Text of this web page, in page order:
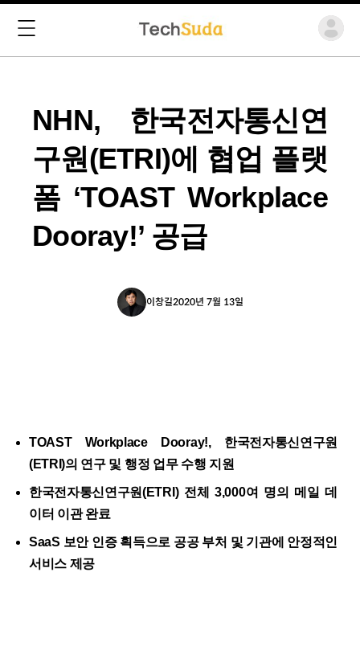
NHN, 한국전자통신연
구원(ETRI)에 협업 플랫
폼 ‘TOAST Workplace
Dooray!’ 공급
이창길2020년 7월 13일
TOAST Workplace Dooray!, 한국전자통신연구원
(ETRI)의 연구 및 행정 업무 수행 지원
한국전자통신연구원(ETRI) 전체 3,000여 명의 메일 데
이터 이관 완료
SaaS 보안 인증 획득으로 공공 부처 및 기관에 안정적인
서비스 제공